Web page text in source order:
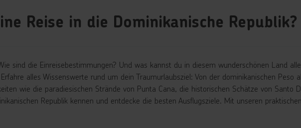
Reise in die Dominikanische Republik?
sind die Einreisebestimmungen? Und was kannst du in diesem wunderschönen Land
alles Wissenswerte rund um dein Traumurlaubsziel: Von der dominikanischen Peso
wie die paradiesischen Strände von Punta Cana, die historischen Schätze von Santo
Republik kennen und entdecke die besten Ausflugsziele. Mit unseren